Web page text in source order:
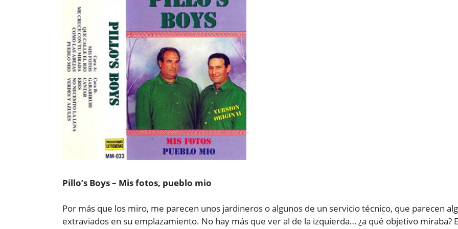
Pillo’s Boys – Mis fotos, pueblo mio
Por más que los miro, me parecen unos jardineros o algunos de un servicio técnico, que parecen
extraviados en su emplazamiento. No hay más que ver al de la izquierda… ¿a qué objetivo miraba?